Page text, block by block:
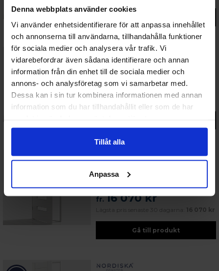
Denna webbplats använder cookies
Vi använder enhetsidentifierare för att anpassa innehållet
och annonserna till användarna, tillhandahålla funktioner
för sociala medier och analysera vår trafik. Vi
vidarebefordrar även sådana identifierare och annan
information från din enhet till de sociala medier och
annons- och analysföretag som vi samarbetar med.
Dessa kan i sin tur kombinera informationen med annan
information som du har tillhandahållit eller som de har
Tillåt alla
Anpassa
61% Ytterdörrar Passiv
Ytterdörr Rydebäck Passiv + dörrbroms silver
fr. 15 341 kr
Lägsta pris senaste 30 dagarna:15 341 kr
Ytterdörr Strandbaden Passiv + dörrbroms
fr.16 070 kr
16 070 kr
Gå till produkt